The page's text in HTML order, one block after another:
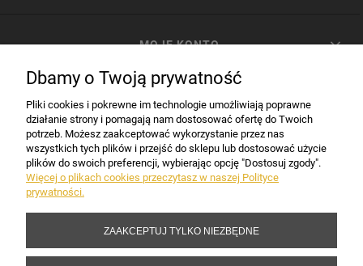
MOJE KONTO
INFORMACJE
Copyright 2017-2026 Sakramento.pl
Dbamy o Twoją prywatność
Pliki cookies i pokrewne im technologie umożliwiają poprawne
działanie strony i pomagają nam dostosować ofertę do Twoich
potrzeb. Możesz zaakceptować wykorzystanie przez nas
wszystkich tych plików i przejść do sklepu lub dostosować użycie
plików do swoich preferencji, wybierając opcję "Dostosuj zgody".
Więcej o plikach cookies przeczytasz w naszej Polityce
prywatności.
ZAAKCEPTUJ TYLKO NIEZBĘDNE